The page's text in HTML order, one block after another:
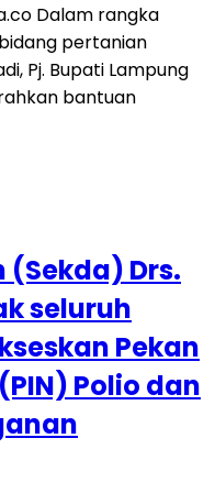
Dalam rangka
pertanian
Pj. Bupati Lampung
bantuan
(Sekda) Drs.
seluruh
Pekan
Polio dan